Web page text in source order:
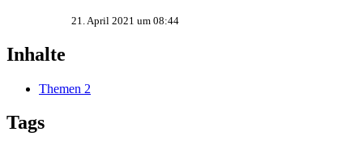
21. April 2021 um 08:44
Inhalte
Themen 2
Tags